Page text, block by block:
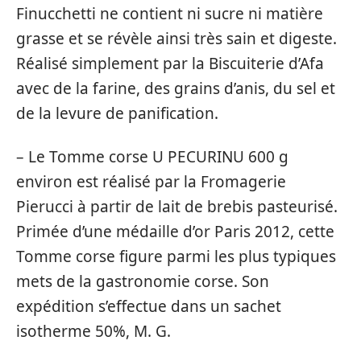
Finucchetti ne contient ni sucre ni matière
grasse et se révèle ainsi très sain et digeste.
Réalisé simplement par la Biscuiterie d’Afa
avec de la farine, des grains d’anis, du sel et
de la levure de panification.
– Le Tomme corse U PECURINU 600 g
environ est réalisé par la Fromagerie
Pierucci à partir de lait de brebis pasteurisé.
Primée d’une médaille d’or Paris 2012, cette
Tomme corse figure parmi les plus typiques
mets de la gastronomie corse. Son
expédition s’effectue dans un sachet
isotherme 50%, M. G.